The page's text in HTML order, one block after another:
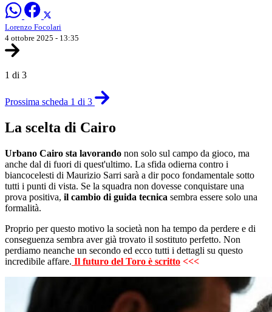
Lorenzo Focolari
4 ottobre 2025 - 13:35
1 di 3
Prossima scheda 1 di 3
La scelta di Cairo
Urbano Cairo sta lavorando non solo sul campo da gioco, ma
anche dal di fuori di quest'ultimo. La sfida odierna contro i
biancocelesti di Maurizio Sarri sarà a dir poco fondamentale sotto
tutti i punti di vista. Se la squadra non dovesse conquistare una
prova positiva, il cambio di guida tecnica sembra essere solo una
formalità.
Proprio per questo motivo la società non ha tempo da perdere e di
conseguenza sembra aver già trovato il sostituto perfetto. Non
perdiamo neanche un secondo ed ecco tutti i dettagli su questo
incredibile affare. Il futuro del Toro è scritto <<<